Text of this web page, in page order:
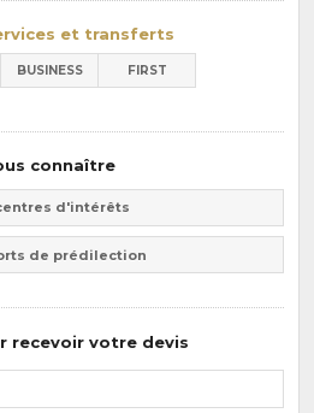
et transferts
BUSINESS FIRST
connaître
d'intérêts
de prédilection
recevoir votre devis